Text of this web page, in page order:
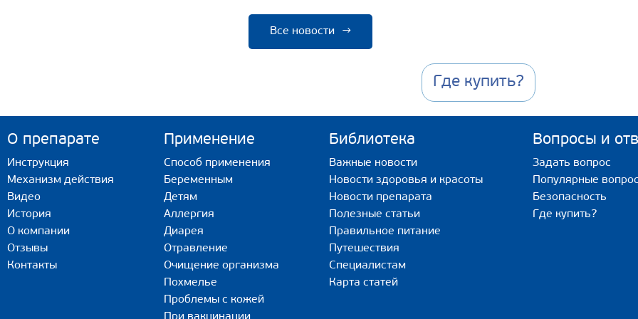
Все новости →
Где купить?
О препарате
Инструкция
Механизм действия
Видео
История
О компании
Отзывы
Контакты
Применение
Способ применения
Беременным
Детям
Аллергия
Диарея
Отравление
Очищение организма
Похмелье
Проблемы с кожей
При вакцинации
Библиотека
Важные новости
Новости здоровья и красоты
Новости препарата
Полезные статьи
Правильное питание
Путешествия
Специалистам
Карта статей
Вопросы и
Задать вопрос
Популярные
Безопасность
Где купить?